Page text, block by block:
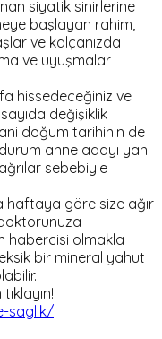
siyatik sinirlerine
başlayan rahim,
ve kalçanızda
ve uyuşmalar
hissedeceğiniz ve
değişiklik
doğum tarihinin de
anne adayı yani
sebebiyle
haftaya göre size ağır
habercisi olmakla
bir mineral yahut
saglik/